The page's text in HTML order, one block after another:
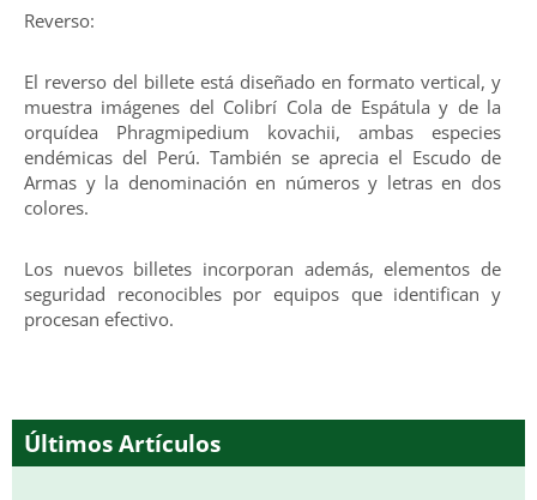
Reverso:
El reverso del billete está diseñado en formato vertical, y
muestra imágenes del Colibrí Cola de Espátula y de la
orquídea Phragmipedium kovachii, ambas especies
endémicas del Perú. También se aprecia el Escudo de
Armas y la denominación en números y letras en dos
colores.
Los nuevos billetes incorporan además, elementos de
seguridad reconocibles por equipos que identifican y
procesan efectivo.
Últimos Artículos